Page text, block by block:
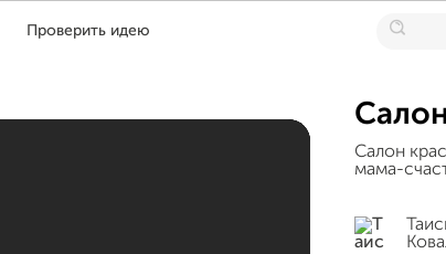
Проверить идею
Салон
мама-